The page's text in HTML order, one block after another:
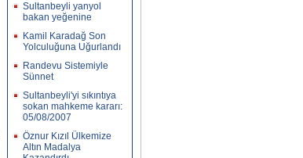
Sultanbeyli yanyol
bakan yeğenine
Kamil Karadağ Son
Yolculuğuna Uğurlandı
Randevu Sistemiyle
Sünnet
Sultanbeyli'yi sıkıntıya
sokan mahkeme kararı:
05/08/2007
Öznur Kızıl Ülkemize
Altın Madalya